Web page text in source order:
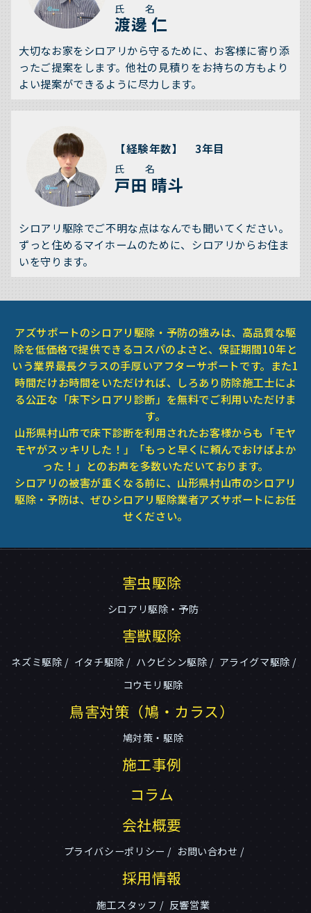
氏 名
渡邊 仁
大切なお家をシロアリから守るために、お客様に寄り添
ったご提案をします。他社の見積りをお持ちの方もより
よい提案ができるように尽力します。
【経験年数】 3年目
氏 名
戸田 晴斗
シロアリ駆除でご不明な点はなんでも聞いてください。
ずっと住めるマイホームのために、シロアリからお住ま
いを守ります。
アズサポートのシロアリ駆除・予防の強みは、高品質な駆
除を低価格で提供できるコスパのよさと、保証期間10年と
いう業界最長クラスの手厚いアフターサポートです。また1
時間だけお時間をいただければ、しろあり防除施工士によ
る公正な「床下シロアリ診断」を無料でご利用いただけま
す。
山形県村山市で床下診断を利用されたお客様からも「モヤ
モヤがスッキリした！」「もっと早くに頼んでおけばよか
った！」とのお声を多数いただいております。
シロアリの被害が重くなる前に、山形県村山市のシロアリ
駆除・予防は、ぜひシロアリ駆除業者アズサポートにお任
せください。
害虫駆除
シロアリ駆除・予防
害獣駆除
ネズミ駆除 イタチ駆除 ハクビシン駆除
アライグマ駆除
コウモリ駆除
鳥害対策（鳩・カラス）
鳩対策・駆除
施工事例
コラム
会社概要
プライバシーポリシー お問い合わせ
採用情報
施工スタッフ 反響営業